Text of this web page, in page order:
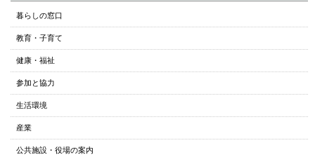
ッ
本
暮らしの窓口
教育・子育て
健康・福祉
参加と協力
生活環境
産業
公共施設・役場の案内